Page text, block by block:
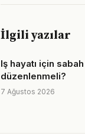
İlgili yazılar
Iş hayatı için
düzenlenmeli?
7 Ağustos 2026